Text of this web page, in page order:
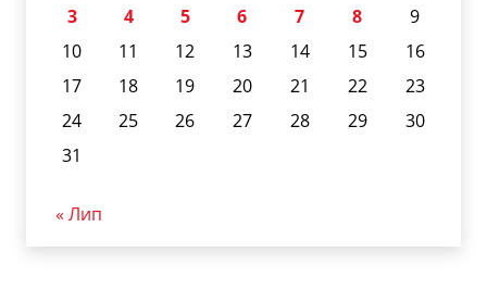
3
4 5 6 7 8
9
10
11 12 13 14 15
16
17
18 19 20 21 22
23
24
25 26 27 28 29
30
31
« Лип